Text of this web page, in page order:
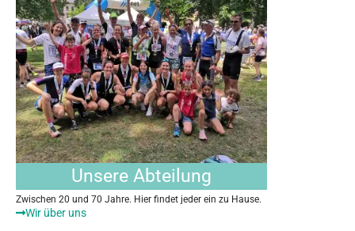
Unsere Abteilung
Zwischen 20 und 70 Jahre. Hier findet jeder ein zu Hause.
Wir über uns